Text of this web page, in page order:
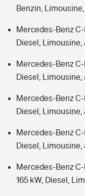
Benzin,
Mercedes-Benz C-
Diesel, Limousine,
Mercedes-Benz C-
Diesel, Limousine,
Mercedes-Benz C-
Diesel, Limousine,
Mercedes-Benz C-
Diesel, Limousine,
Mercedes-Benz
165 kW, Diesel,